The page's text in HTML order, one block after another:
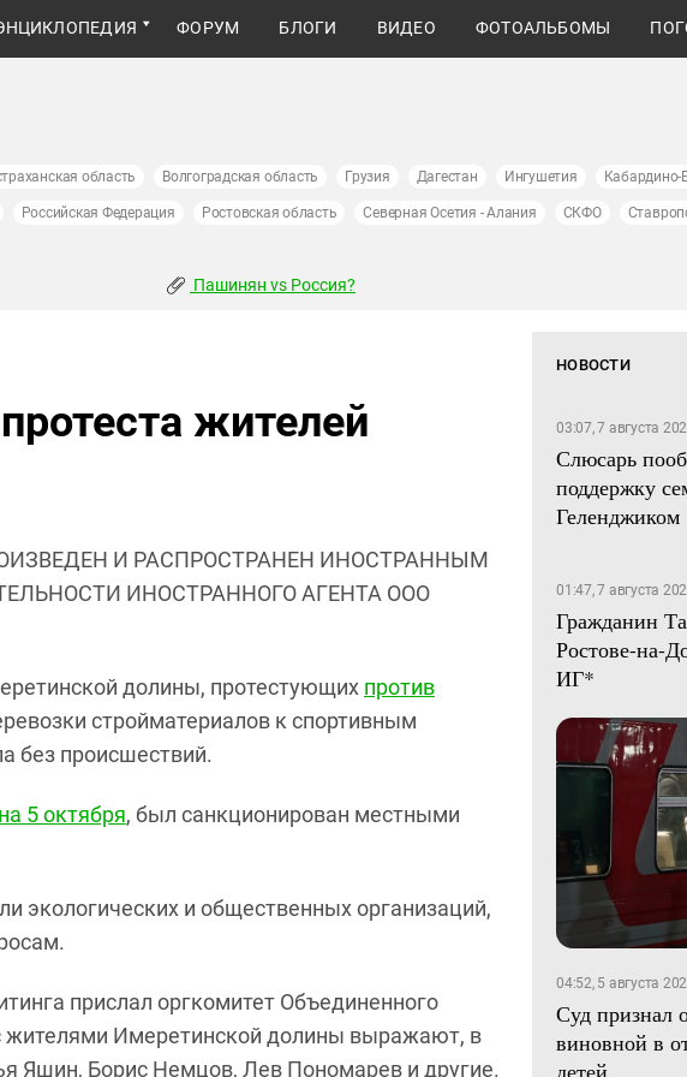
ФОРУМ БЛОГИ ВИДЕО ФОТОАЛЬБОМЫ
область Волгоградская область Грузия Дагестан Ингушетия Кабардино-
Российская Федерация Ростовская область Северная Осетия - Алания СКФО
Пашинян vs Россия?
жителей
И РАСПРОСТРАНЕН ИНОСТРАННЫМ
ИНОСТРАННОГО АГЕНТА ООО
долины, протестующих против
стройматериалов к спортивным
без происшествий.
5 октября, был санкционирован местными
экологических и общественных организаций,
прислал оргкомитет Объединенного
жителями Имеретинской долины выражают, в
Яшин, Борис Немцов, Лев Пономарев и другие.
НОВОСТИ
03:07, 7 августа
Слюсарь
поддержку
Геленджиком
01:47, 7 августа
Гражданин
Ростове-на-
ИГ*
04:52, 5 августа
Суд признал
виновной в
детей